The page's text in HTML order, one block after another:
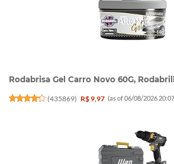
Rodabrisa Gel Carro Novo 60G, Rodabrill
(435869) R$ 9,97 (as of 06/08/2026